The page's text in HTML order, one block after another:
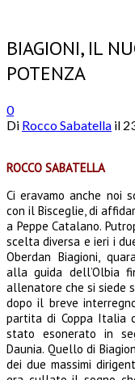
BIAGIONI, IL
POTENZA
0
Di Rocco Sabatella il
ROCCO SABATELLA
Ci eravamo anche noi
con il Bisceglie, di
a Peppe Catalano.
scelta diversa e ieri i
Oberdan Biagioni,
alla guida dell’Olbia
allenatore che si siede
dopo il breve
partita di Coppa Italia
stato esonerato in
Daunia. Quello di
dei due massimi